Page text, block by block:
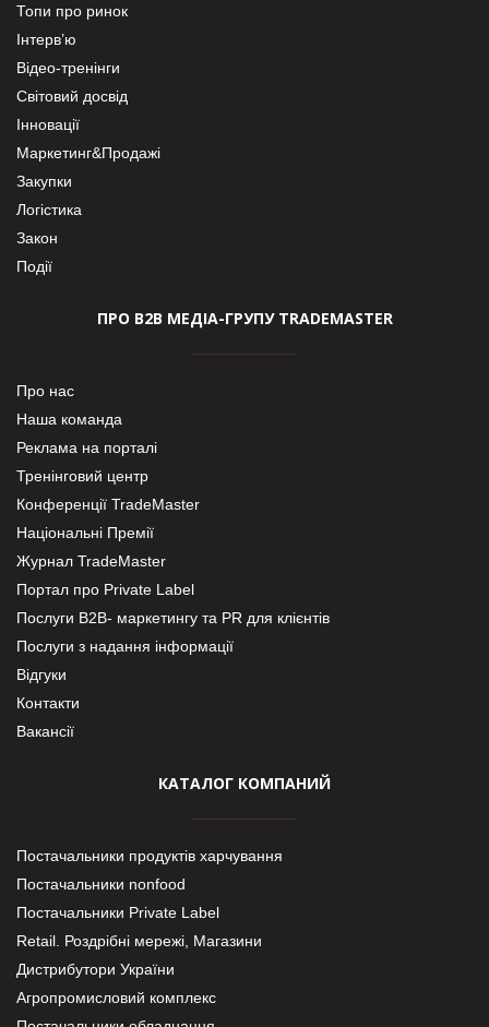
Топи про ринок
Інтерв’ю
Відео-тренінги
Світовий досвід
Інновації
Маркетинг&Продажі
Закупки
Логістика
Закон
Події
ПРО В2В МЕДІА-ГРУПУ TRADEMASTER
Про нас
Наша команда
Реклама на порталі
Тренінговий центр
Конференції TradeMaster
Національні Премії
Журнал TradeMaster
Портал про Private Label
Послуги В2В- маркетингу та PR для клієнтів
Послуги з надання інформації
Відгуки
Контакти
Вакансії
КАТАЛОГ КОМПАНИЙ
Постачальники продуктів харчування
Постачальники nonfood
Постачальники Private Label
Retail. Роздрібні мережі, Магазини
Дистрибутори України
Агропромисловий комплекс